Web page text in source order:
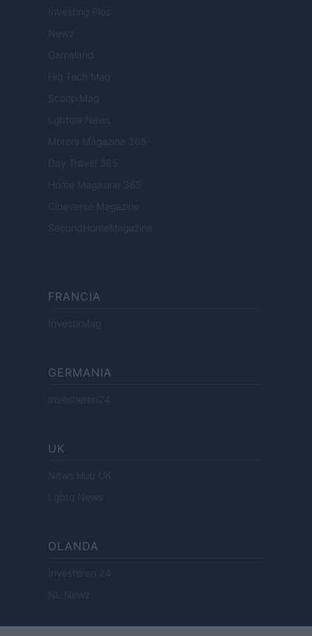
Investing Plus
Newz
Gameland
Hig Tech Mag
Scoop Mag
Lgbtqia News
Motors Magazine 365
Day Travel 365
Home Magazine 365
Cineverse Magazine
SecondHomeMagazine
FRANCIA
InvestirMag
GERMANIA
Investieren24
UK
News Hub UK
Lgbtq News
OLANDA
Investeren 24
NL Newz